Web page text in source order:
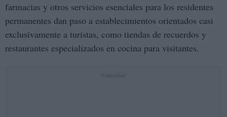
farmacias y otros servicios esenciales para los residentes
permanentes dan paso a establecimientos orientados casi
exclusivamente a turistas, como tiendas de recuerdos y
restaurantes especializados en cocina para visitantes.